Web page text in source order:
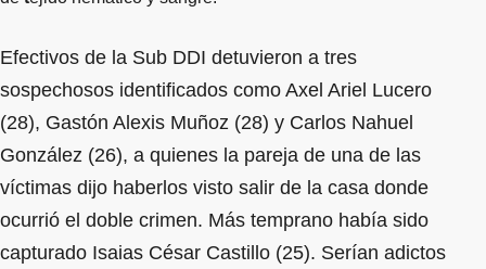
Efectivos de la Sub DDI detuvieron a tres
sospechosos identificados como Axel Ariel Lucero
(28), Gastón Alexis Muñoz (28) y Carlos Nahuel
González (26), a quienes la pareja de una de las
víctimas dijo haberlos visto salir de la casa donde
ocurrió el doble crimen. Más temprano había sido
capturado Isaias César Castillo (25). Serían adictos